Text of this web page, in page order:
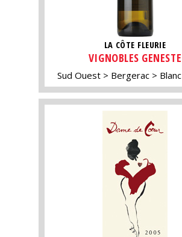
LA CÔTE FLEURIE
VIGNOBLES GENESTE
Sud Ouest Bergerac Blanc